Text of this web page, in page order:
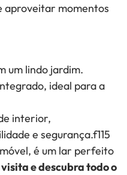
aproveitar momentos
um lindo jardim.
ideal para a
interior,
e segurança.f115
é um lar perfeito
e descubra todo o